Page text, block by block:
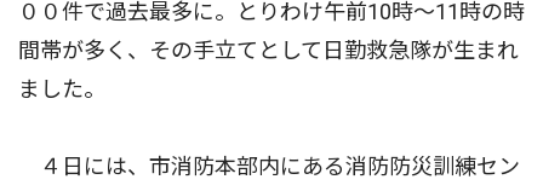
００件で過去最多に。とりわけ午前10時〜11時の時
間帯が多く、その手立てとして日勤救急隊が生まれ
ました。
４日には、市消防本部内にある消防防災訓練セン